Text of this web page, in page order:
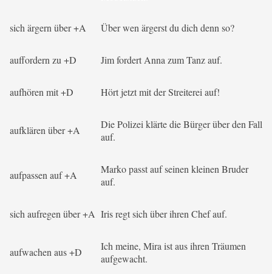
sich ärgern über +A Über wen ärgerst du dich denn so?
auffordern zu +D Jim fordert Anna zum Tanz auf.
aufhören mit +D Hört jetzt mit der Streiterei auf!
aufklären über +A
Die Polizei klärte die Bürger über den Fall
auf.
aufpassen auf +A
Marko passt auf seinen kleinen Bruder
auf.
sich aufregen über +A Iris regt sich über ihren Chef auf.
aufwachen aus +D
Ich meine, Mira ist aus ihren Träumen
aufgewacht.